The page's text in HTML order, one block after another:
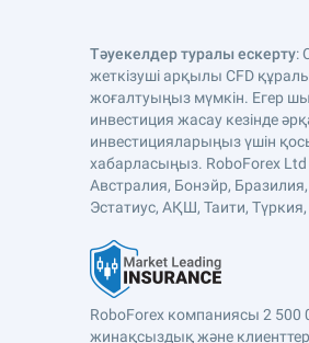
Тәуекелдер туралы ескерту:
жеткізуші арқылы CFD
жоғалтуыңыз мүмкін. Егер
инвестиция жасау кезінде
инвестицияларыңыз үшін
хабарласыңыз. RoboForex Ltd
Австралия, Бонэйр,
Эстатиус, АҚШ, Таити, Түркия,
RoboForex компаниясы 2 500
жинақсыздық және